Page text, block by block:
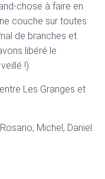
chose à faire en
couche sur toutes
de branches et
libéré le
!).
Les Granges et
Michel, Daniel.